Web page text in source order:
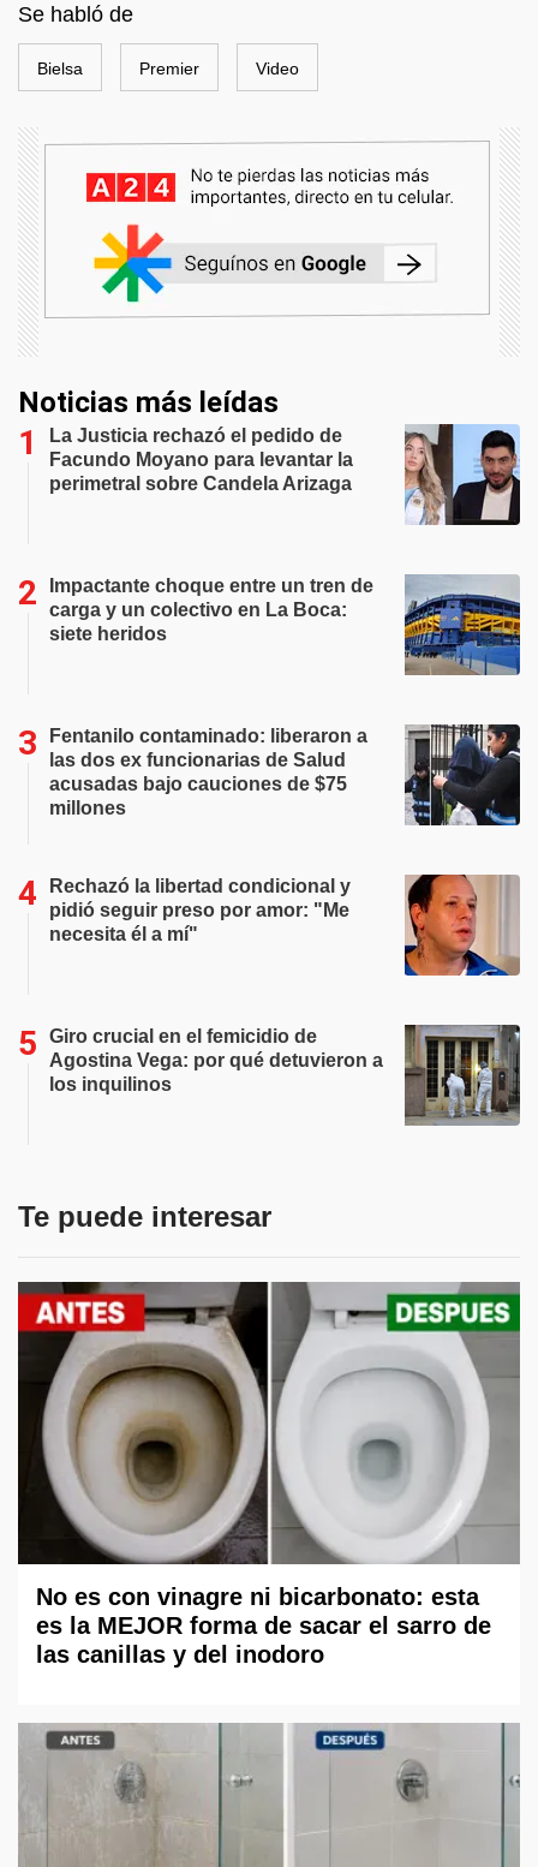
Se habló de
Bielsa Premier Video
Noticias más leídas
La Justicia rechazó el pedido de
Facundo Moyano para levantar la
perimetral sobre Candela Arizaga
Impactante choque entre un tren de
carga y un colectivo en La Boca:
siete heridos
Fentanilo contaminado: liberaron a
las dos ex funcionarias de Salud
acusadas bajo cauciones de $75
millones
Rechazó la libertad condicional y
pidió seguir preso por amor: "Me
necesita él a mí"
Giro crucial en el femicidio de
Agostina Vega: por qué detuvieron a
los inquilinos
Te puede interesar
No es con vinagre ni bicarbonato: esta
es la MEJOR forma de sacar el sarro de
las canillas y del inodoro